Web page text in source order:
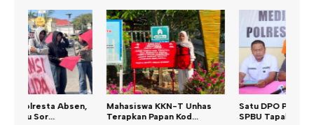
Mahasiswa KKN-T Unhas
Terapkan Papan Kod...
Satu DPO Pengeroyokan
SPBU Tapalang Dita...